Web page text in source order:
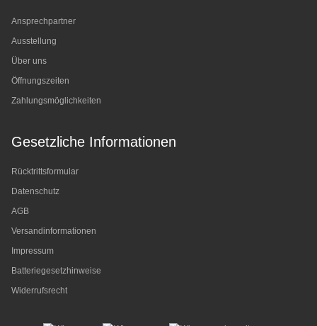
Ansprechpartner
Ausstellung
Über uns
Öffnungszeiten
Zahlungsmöglichkeiten
Gesetzliche Informationen
Rücktrittsformular
Datenschutz
AGB
Versandinformationen
Impressum
Batteriegesetzhinweise
Widerrufsrecht